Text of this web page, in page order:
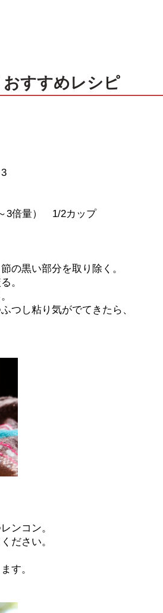
すすめレシピ
3倍量） 1/2カップ
の黒い部分を取り除く。
。
つし粘り気がでてきたら、
ンコン。
ださい。
す。